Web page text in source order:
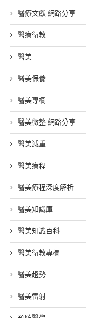
醫療文獻 網路分享
醫療衛教
醫美
醫美保養
醫美專欄
醫美微整 網路分享
醫美減重
醫美療程
醫美療程深度解析
醫美知識庫
醫美知識百科
醫美衛教專欄
醫美趨勢
醫美雷射